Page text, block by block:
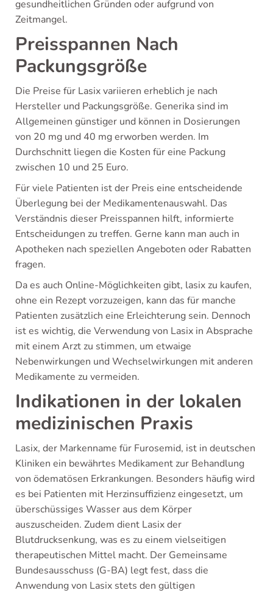
gesundheitlichen Gründen oder aufgrund von
Zeitmangel.
Preisspannen Nach
Packungsgröße
Die Preise für Lasix variieren erheblich je nach
Hersteller und Packungsgröße. Generika sind im
Allgemeinen günstiger und können in Dosierungen
von 20 mg und 40 mg erworben werden. Im
Durchschnitt liegen die Kosten für eine Packung
zwischen 10 und 25 Euro.
Für viele Patienten ist der Preis eine entscheidende
Überlegung bei der Medikamentenauswahl. Das
Verständnis dieser Preisspannen hilft, informierte
Entscheidungen zu treffen. Gerne kann man auch in
Apotheken nach speziellen Angeboten oder Rabatten
fragen.
Da es auch Online-Möglichkeiten gibt, lasix zu kaufen,
ohne ein Rezept vorzuzeigen, kann das für manche
Patienten zusätzlich eine Erleichterung sein. Dennoch
ist es wichtig, die Verwendung von Lasix in Absprache
mit einem Arzt zu stimmen, um etwaige
Nebenwirkungen und Wechselwirkungen mit anderen
Medika­mente zu vermeiden.
Indikationen in der lokalen
medizinischen Praxis
Lasix, der Markenname für Furosemid, ist in deutschen
Kliniken ein bewährtes Medikament zur Behandlung
von ödematösen Erkrankungen. Besonders häufig wird
es bei Patienten mit Herzinsuffizienz eingesetzt, um
überschüssiges Wasser aus dem Körper
auszuscheiden. Zudem dient Lasix der
Blutdrucksenkung, was es zu einem vielseitigen
therapeutischen Mittel macht. Der Gemeinsame
Bundesausschuss (G-BA) legt fest, dass die
Anwendung von Lasix stets den gültigen